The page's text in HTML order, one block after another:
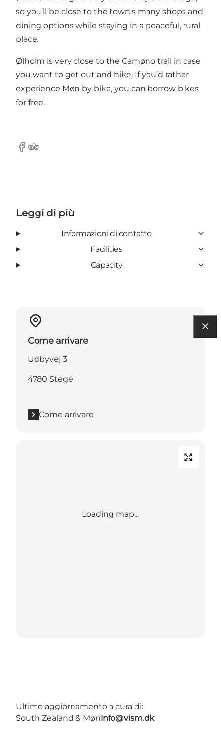
so you’ll be close to the town's many shops and
dining options while staying in a peaceful, rural
place.
Ølholm is very close to the Camøno trail in case
you want to get out and hike. If you’d rather
experience Møn by bike, you can borrow bikes
for free.
Facebook
TripAdvisor
Leggi di più
Informazioni di contatto
Facilities
Capacity
Come arrivare
Udbyvej 3
4780 Stege
Come arrivare
Loading map...
Ultimo aggiornamento a cura di:
South Zealand & Møninfo@vism.dk